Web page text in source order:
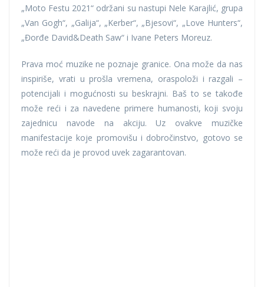
„Moto Festu 2021“ održani su nastupi Nele Karajlić, grupa
„Van Gogh“, „Galija“, „Kerber“, „Bjesovi“, „Love Hunters“,
„Đorđe David&Death Saw“ i Ivane Peters Moreuz.
Prava moć muzike ne poznaje granice. Ona može da nas
inspiriše, vrati u prošla vremena, oraspoloži i razgali –
potencijali i mogućnosti su beskrajni. Baš to se takođe
može reći i za navedene primere humanosti, koji svoju
zajednicu navode na akciju. Uz ovakve muzičke
manifestacije koje promovišu i dobročinstvo, gotovo se
može reći da je provod uvek zagarantovan.